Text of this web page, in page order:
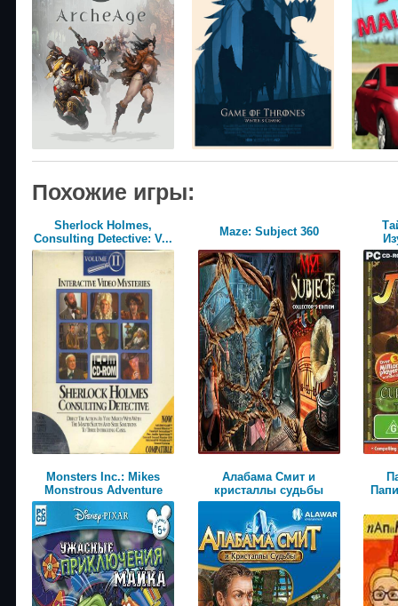
Похожие игры:
Sherlock Holmes,
Consulting Detective: V...
Maze: Subject 360
Monsters Inc.: Mikes
Monstrous Adventure
Алабама Смит и
кристаллы судьбы